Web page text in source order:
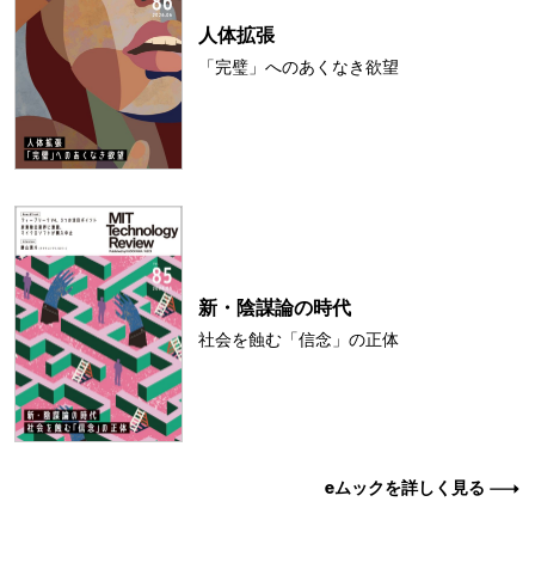
人体拡張
「完璧」へのあくなき欲望
新・陰謀論の時代
社会を蝕む「信念」の正体
eムックを詳しく見る